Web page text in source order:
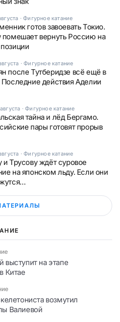
·Фигурное катание
готов завоевать Токио.
помешает вернуть Россию на
·Фигурное катание
после Тутберидзе всё ещё в
действия Аделии
·Фигурное катание
тайна и лёд Бергамо.
пары готовят прорыв
·Фигурное катание
и Трусову ждёт суровое
на японском льду. Если они
выступит на этапе
Китае
возмутил
Валиевой